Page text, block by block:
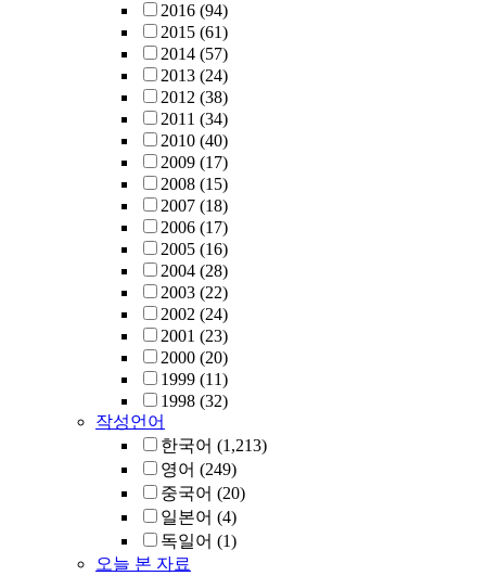
2016 (94)
2015 (61)
2014 (57)
2013 (24)
2012 (38)
2011 (34)
2010 (40)
2009 (17)
2008 (15)
2007 (18)
2006 (17)
2005 (16)
2004 (28)
2003 (22)
2002 (24)
2001 (23)
2000 (20)
1999 (11)
1998 (32)
작성언어
한국어 (1,213)
영어 (249)
중국어 (20)
일본어 (4)
독일어 (1)
오늘 본 자료